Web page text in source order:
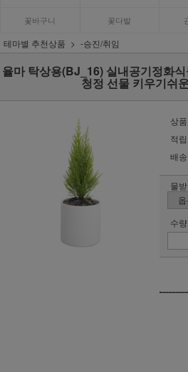
꽃바구니 꽃다발
테마별 추천상품 -승진/취임
율마 탁상용(BJ_16) 실내공기정화
청정 선물 키우기쉬
상
적
배
물
수량